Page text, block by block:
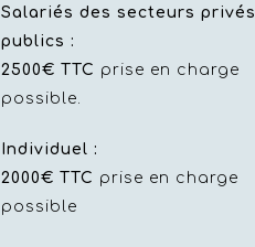
Salariés des secteurs privés
publics :
2500€ TTC prise en charge
possible.
Individuel :
2000€ TTC prise en charge
possible